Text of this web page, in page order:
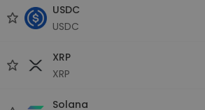
USDC
USDC
XRP
XRP
Solana